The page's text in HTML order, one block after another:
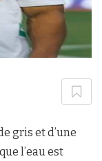
gris et d’une
l’eau est